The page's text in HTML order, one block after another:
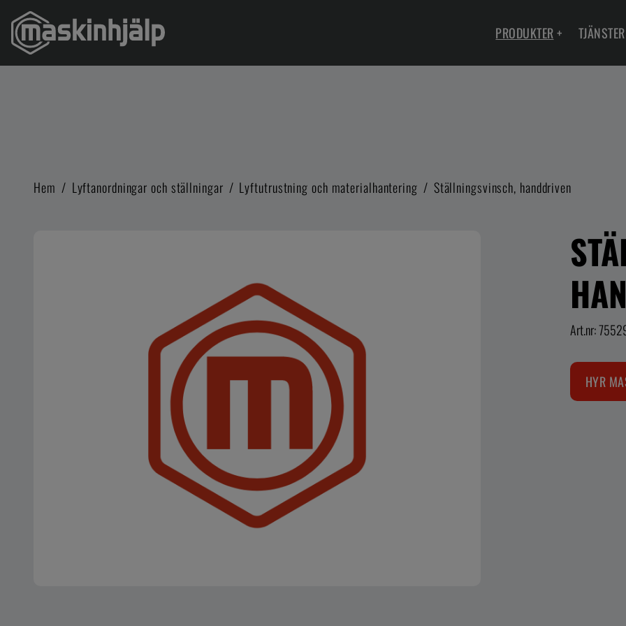
PRODUKTER+ TJÄNSTER
Hem / Lyftanordningar och ställningar / Lyftutrustning och materialhantering / Ställningsvinsch, handdriven
Art.nr:
HYR